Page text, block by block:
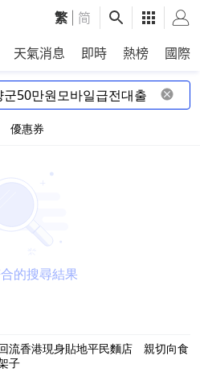
繁 简
天氣消息 即時 熱榜 國際